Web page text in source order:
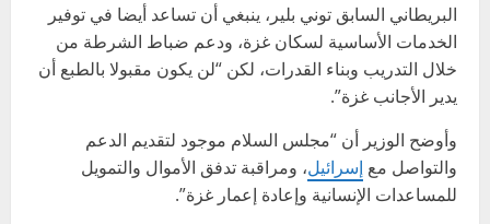
البريطاني السابق توني بلير، ينبغي أن تساعد أيضا في توفير
الخدمات الأساسية لسكان غزة، ودعم ضباط الشرطة من
خلال التدريب وبناء القدرات، لكن “لن يكون مقبولا بالطبع أن
يدير الأجانب غزة”.
وأوضح الوزير أن “مجلس السلام موجود لتقديم الدعم
والتواصل مع إسرائيل، ومراقبة تدفق الأموال والتمويل
للمساعدات الإنسانية وإعادة إعمار غزة”.